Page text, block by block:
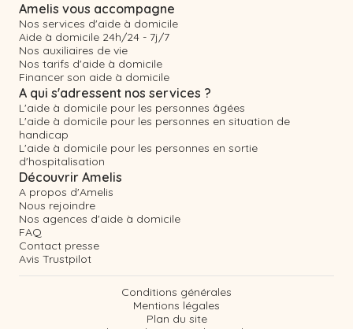
Amelis vous accompagne
Nos services d'aide à domicile
Aide à domicile 24h/24 - 7j/7
Nos auxiliaires de vie
Nos tarifs d'aide à domicile
Financer son aide à domicile
A qui s'adressent nos services ?
L'aide à domicile pour les personnes âgées
L'aide à domicile pour les personnes en situation de
handicap
L'aide à domicile pour les personnes en sortie
d'hospitalisation
Découvrir Amelis
A propos d'Amelis
Nous rejoindre
Nos agences d'aide à domicile
FAQ
Contact presse
Avis Trustpilot
Conditions générales
Mentions légales
Plan du site